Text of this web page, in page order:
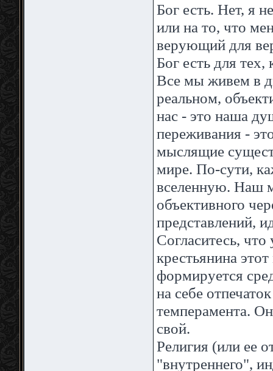
Бог есть. Нет, я
или на то, что
верующий для
Бог есть для тех,
Все мы живем в
реальном,
нас - это наша
переживания -
мыслящие
мире. По-сути,
вселенную. Наш
объективного
представлений,
Согласитесь, что
крестьянина
формируется
на себе
темперамента.
свой.
Религия (или ее
"внутреннего",